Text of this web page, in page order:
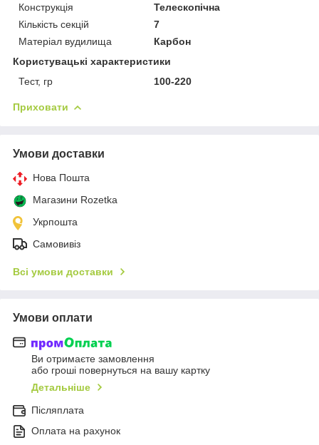
Конструкція
Телескопічна
Кількість секцій
7
Матеріал вудилища
Карбон
Користувацькі характеристики
Тест, гр
100-220
Приховати
Умови доставки
Нова Пошта
Магазини Rozetka
Укрпошта
Самовивіз
Всі умови доставки
Умови оплати
Ви отримаєте замовлення
або гроші повернуться на вашу картку
Детальніше
Післяплата
Оплата на рахунок